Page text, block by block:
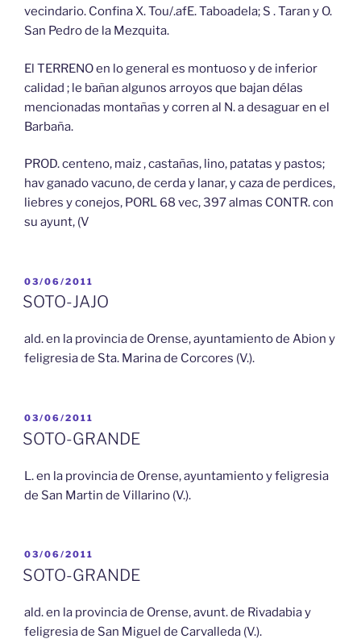
vecindario. Confina X. Tou/.afE. Taboadela; S . Taran y O.
San Pedro de la Mezquita.
El TERRENO en lo general es montuoso y de inferior
calidad ; le bañan algunos arroyos que bajan délas
mencionadas montañas y corren al N. a desaguar en el
Barbaña.
PROD. centeno, maiz , castañas, lino, patatas y pastos;
hav ganado vacuno, de cerda y lanar, y caza de perdices,
liebres y conejos, PORL 68 vec, 397 almas CONTR. con
su ayunt, (V
PUBLICADO
EL
03/06/2011
SOTO-JAJO
ald. en la provincia de Orense, ayuntamiento de Abion y
feligresia de Sta. Marina de Corcores (V.).
PUBLICADO
EL
03/06/2011
SOTO-GRANDE
L. en la provincia de Orense, ayuntamiento y feligresia
de San Martin de Villarino (V.).
PUBLICADO
EL
03/06/2011
SOTO-GRANDE
ald. en la provincia de Orense, avunt. de Rivadabia y
feligresia de San Miguel de Carvalleda (V.).